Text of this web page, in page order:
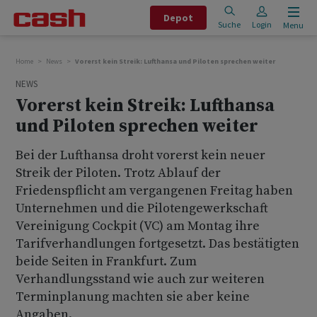
Depot
Suche Login Menu
Home News Vorerst kein Streik: Lufthansa und Piloten sprechen weiter
NEWS
Vorerst kein Streik: Lufthansa
und Piloten sprechen weiter
Bei der Lufthansa droht vorerst kein neuer
Streik der Piloten. Trotz Ablauf der
Friedenspflicht am vergangenen Freitag haben
Unternehmen und die Pilotengewerkschaft
Vereinigung Cockpit (VC) am Montag ihre
Tarifverhandlungen fortgesetzt. Das bestätigten
beide Seiten in Frankfurt. Zum
Verhandlungsstand wie auch zur weiteren
Terminplanung machten sie aber keine